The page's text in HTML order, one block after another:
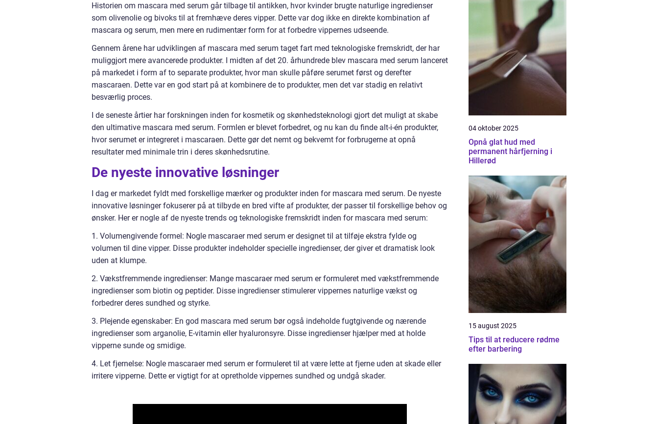
Historien om mascara med serum går tilbage til antikken, hvor kvinder brugte naturlige ingredienser
som olivenolie og bivoks til at fremhæve deres vipper. Dette var dog ikke en direkte kombination af
mascara og serum, men mere en rudimentær form for at forbedre vippernes udseende.
Gennem årene har udviklingen af mascara med serum taget fart med teknologiske fremskridt, der har
muliggjort mere avancerede produkter. I midten af det 20. århundrede blev mascara med serum lanceret
på markedet i form af to separate produkter, hvor man skulle påføre serumet først og derefter
mascaraen. Dette var en god start på at kombinere de to produkter, men det var stadig en relativt
besværlig proces.
I de seneste årtier har forskningen inden for kosmetik og skønhedsteknologi gjort det muligt at skabe
den ultimative mascara med serum. Formlen er blevet forbedret, og nu kan du finde alt-i-én produkter,
hvor serumet er integreret i mascaraen. Dette gør det nemt og bekvemt for forbrugerne at opnå
resultater med minimale trin i deres skønhedsrutine.
De nyeste innovative løsninger
I dag er markedet fyldt med forskellige mærker og produkter inden for mascara med serum. De nyeste
innovative løsninger fokuserer på at tilbyde en bred vifte af produkter, der passer til forskellige behov og
ønsker. Her er nogle af de nyeste trends og teknologiske fremskridt inden for mascara med serum:
1. Volumengivende formel: Nogle mascaraer med serum er designet til at tilføje ekstra fylde og
volumen til dine vipper. Disse produkter indeholder specielle ingredienser, der giver et dramatisk look
uden at klumpe.
2. Vækstfremmende ingredienser: Mange mascaraer med serum er formuleret med vækstfremmende
ingredienser som biotin og peptider. Disse ingredienser stimulerer vippernes naturlige vækst og
forbedrer deres sundhed og styrke.
3. Plejende egenskaber: En god mascara med serum bør også indeholde fugtgivende og nærende
ingredienser som arganolie, E-vitamin eller hyaluronsyre. Disse ingredienser hjælper med at holde
vipperne sunde og smidige.
4. Let fjernelse: Nogle mascaraer med serum er formuleret til at være lette at fjerne uden at skade eller
irritere vipperne. Dette er vigtigt for at opretholde vippernes sundhed og undgå skader.
04 oktober 2025
Opnå glat hud med
permanent hårfjerning i
Hillerød
15 august 2025
Tips til at reducere rødme
efter barbering